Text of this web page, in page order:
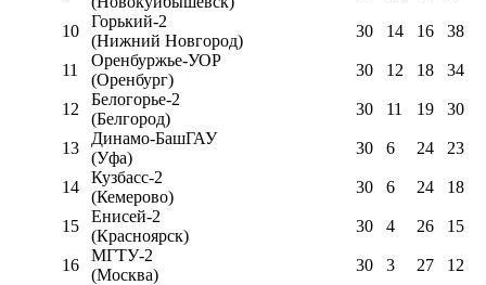
10
Горький-2
(Нижний Новгород)
30 14 16 38
11
Оренбуржье-УОР
(Оренбург)
30 12 18 34
12
Белогорье-2
(Белгород)
30 11 19 30
13
Динамо-БашГАУ
(Уфа)
30 6 24 23
14
Кузбасс-2
(Кемерово)
30 6 24 18
15
Енисей-2
(Красноярск)
30 4 26 15
16
МГТУ-2
(Москва)
30 3 27 12